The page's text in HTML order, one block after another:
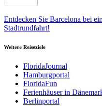
Entdecken Sie Barcelona bei
Stadtrundfahrt!
Weitere Reiseziele
FloridaJournal
Hamburgportal
FloridaFun
Ferienhäuser in
Berlinportal